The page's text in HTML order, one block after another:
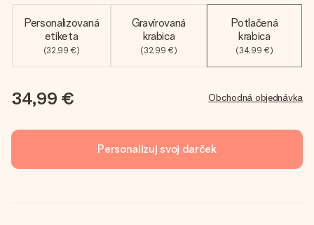
Personalizovaná
etiketa
(32,99 €)
Gravírovaná
krabica
(32,99 €)
Potlačená
krabica
(34,99 €)
34,99 € Obchodná objednávka
Personalizuj svoj darček